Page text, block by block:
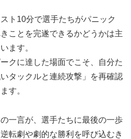
ト10分で選手たちがパニック
ことを完遂できるかどうかは主
ます。
クに達した場面でこそ、自分た
タックルと連続攻撃」を再確認
す。
一言が、選手たちに最後の一歩
転劇や劇的な勝利を呼び込むき